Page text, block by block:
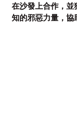
在沙發上合作，
知的邪惡力量，協